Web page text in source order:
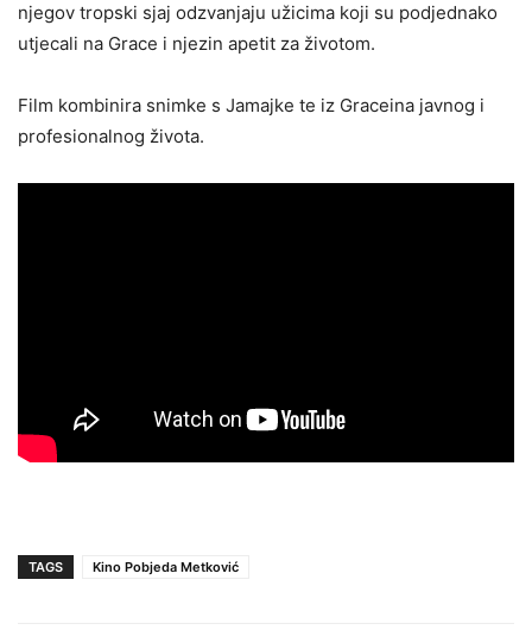
njegov tropski sjaj odzvanjaju užicima koji su podjednako
utjecali na Grace i njezin apetit za životom.
Film kombinira snimke s Jamajke te iz Graceina javnog i
profesionalnog života.
TAGS Kino Pobjeda Metković